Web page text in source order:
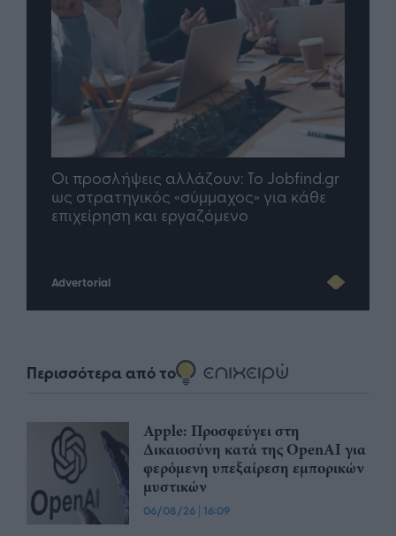
Οι προσλήψεις αλλάζουν: To Jobfind.gr
ως στρατηγικός «σύμμαχος» για κάθε
επιχείρηση και εργαζόμενο
Advertorial
Περισσότερα από το
Apple: Προσφεύγει στη
Δικαιοσύνη κατά της OpenAI για
φερόμενη υπεξαίρεση εμπορικών
μυστικών
06/08/26 | 16:09